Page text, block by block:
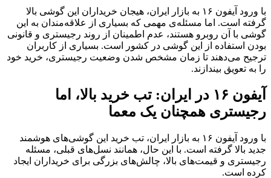
با ورود آیفون ۱۶ به بازار ایران، هیجان خریداران این گوشی بالا
گرفته است. اما مسئله‌ی مهمی که بسیاری از علاقه‌مندان به این
گوشی با آن روبرو هستند، عدم اطمینان از روند رجیستری و قانونی
بودن استفاده از این گوشی در کشور است. بسیاری از کاربران
ترجیح می‌دهند تا زمان مشخص شدن وضعیت رجیستری، خرید خود
را به تعویق بیندازند.
آیفون ۱۶ در ایران: تب خرید بالا، اما
رجیستری همچنان یک معما
با ورود آیفون ۱۶ به بازار ایران، تب خرید این گوشی‌های هوشمند
جدید بالا گرفته است. با این حال، همانند نسل‌های قبلی، مسئله
رجیستری و قیمت‌های بالا، چالش‌های بزرگی برای خریداران ایجاد
کرده است.